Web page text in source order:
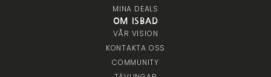
MINA DEALS
OM ISBAD
VÅR VISION
KONTAKTA OSS
COMMUNITY